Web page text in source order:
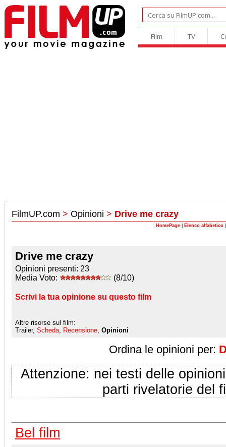
Film TV
FilmUP.com > Opinioni > Drive me crazy
HomePage Elenco alfabetico
Drive me crazy
Opinioni presenti: 23
Media Voto:
(8/10)
Scrivi la tua opinione su questo film
Altre risorse sul film:
Trailer, Scheda Recensione Opinioni
Ordina le opinioni per:
Attenzione: nei testi delle
parti rivelatorie del
Bel film